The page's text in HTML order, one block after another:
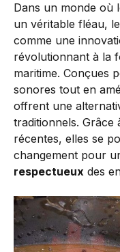
Dans un monde où
un véritable fléau,
comme une
révolutionnant à la
maritime. Conçues
sonores tout en
offrent une
traditionnels. Grâce
récentes, elles se
changement pour
respectueux des